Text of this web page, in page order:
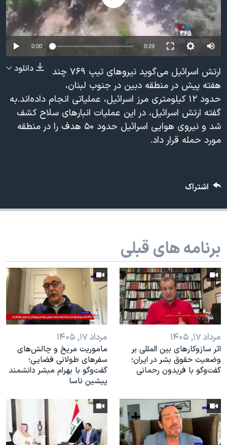
فرهنگ و زندگی
حقوق شهروندی
اقتصادی
اسرائیل در جنگ
گالری عکس
آرشیو پخش زنده
مستندها
انتخابات ریاست جمهوری آمریکا ۲۰۲۴
حمله جمهوری اسلامی به اسرائیل
ورزش زنان در ایران
اعتراضات زن، زندگی، آزادی
مجموعه مستندهای دادخواهی
تریبونال مردمی آبان ۹۸
قانون شفافیت دارائی کادر رهبری ایران
اعتراضات مردمی آبان ۹۸
نرگس محمدی برنده جایزه نوبل صلح
صفحه‌های ویژه
سفر پرزیدنت ترامپ به چین
دنبال کنید
زبانهای مختلف
Auto
240p
360p
480p
720p
1080p
0:00 0:29 Auto
480p
720p
1080p
دانلود
ارتش اسرائیل می‌گوید نیروهای تیپ ۷۶۹ چند
هفته پیش در منطقه دبین در جنوب لبنان،
حدود ۱۲ کیلومتری مرز اسرائیل، عملیاتی انجام داده‌اند.به
گفته ارتش اسرائیل، در این عملیات انبارهای سلاح کشف
شد و نیروی هوایی اسرائیل حدود ۵۰ هدف را در منطقه
مورد حمله قرار داد.
اشتراک
برنامه های قبلی
مرداد ۱۷, ۱۴۰۵
اثر ساز‌و‌کارهای بین المللی بر
وضعیت حقوق بشر در ایران؛
گفت‌وگو با فریدون رحمانی
مرداد ۱۷, ۱۴۰۵
ماموریت مریخ و چالش‌های
سفرهای طولانی فضایی؛
گفت‌وگو با بهرام مبشر دانشمند
پیشین ناسا